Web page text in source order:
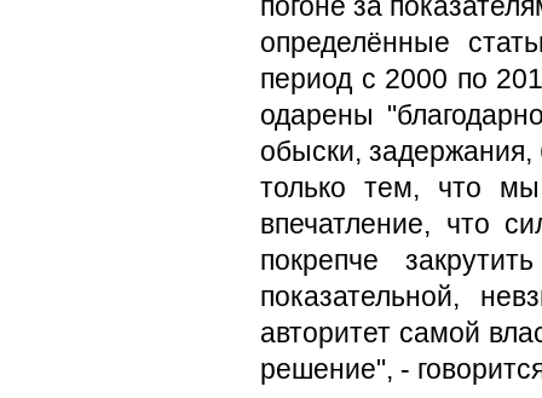
определённые
период с 2000 по
одарены
обыски,
только тем, что
впечатление, что
покрепче
показательной,
авторитет самой
решение", -